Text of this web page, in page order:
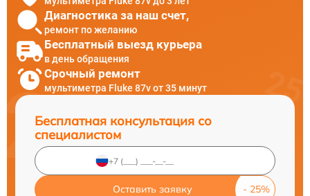
Диагностика за наш счет,
ремонт по желанию
Бесплатный выезд курьера
в день обращения
Срочный ремонт
мультиметра Fluke 87v от 35 минут
Бесплатная консультация со
специалистом
Оставить заявку